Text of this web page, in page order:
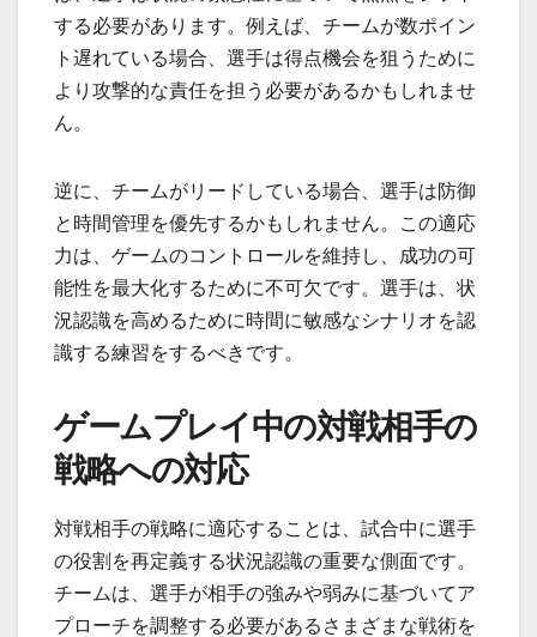
する必要があります。例えば、チームが数ポイン
ト遅れている場合、選手は得点機会を狙うために
より攻撃的な責任を担う必要があるかもしれませ
ん。
逆に、チームがリードしている場合、選手は防御
と時間管理を優先するかもしれません。この適応
力は、ゲームのコントロールを維持し、成功の可
能性を最大化するために不可欠です。選手は、状
況認識を高めるために時間に敏感なシナリオを認
識する練習をするべきです。
ゲームプレイ中の対戦相手の
戦略への対応
対戦相手の戦略に適応することは、試合中に選手
の役割を再定義する状況認識の重要な側面です。
チームは、選手が相手の強みや弱みに基づいてア
プローチを調整する必要があるさまざまな戦術を